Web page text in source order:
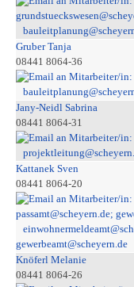
Gruber Tanja
08441 8064-36
Jany-Neidl Sabrina
08441 8064-31
Kattanek Sven
08441 8064-20
gewerbeamt@scheyern.de
Knöferl Melanie
08441 8064-26